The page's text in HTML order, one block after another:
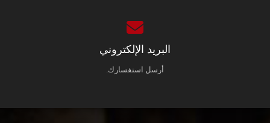
البريد الإلكتروني
أرسل استفسارك.